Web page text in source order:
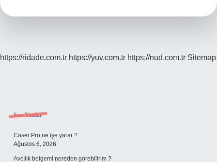
https://ridade.com.tr https://yuv.com.tr https://nud.com.tr Sitemap
Sidebar
Son Yazılar
Caser Pro ne işe yarar ?
Ağustos 6, 2026
Avcılık belgemi nereden görebilirim ?